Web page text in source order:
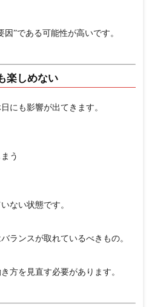
因”である可能性が高いです。
楽しめない
にも影響が出てきます。
う
ない状態です。
ランスが取れているべきもの。
方を見直す必要があります。